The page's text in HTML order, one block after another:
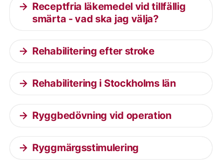
Receptfria läkemedel vid tillfällig
smärta - vad ska jag välja?
Rehabilitering efter stroke
Rehabilitering i Stockholms län
Ryggbedövning vid operation
Ryggmärgsstimulering